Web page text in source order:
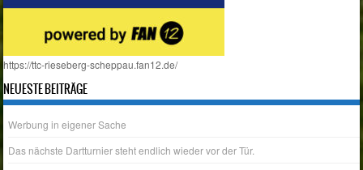
https://ttc-rieseberg-scheppau.fan12.de/
NEUESTE BEITRÄGE
Werbung in eigener Sache
Das nächste Dartturnier steht endlich wieder vor der Tür.